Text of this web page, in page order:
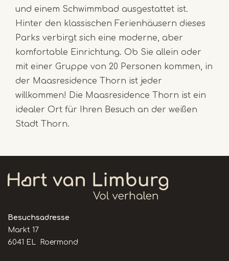
und einem Schwimmbad ausgestattet ist.
Hinter den klassischen Ferienhäusern dieses
Parks verbirgt sich eine moderne, aber
komfortable Einrichtung. Ob Sie allein oder
mit einer Gruppe von 20 Personen kommen, in
der Maasresidence Thorn ist jeder
willkommen! Die Maasresidence Thorn ist ein
idealer Ort für Ihren Besuch an der weißen
Stadt Thorn.
Besuchsadresse
Markt 17
6041 EL Roermond